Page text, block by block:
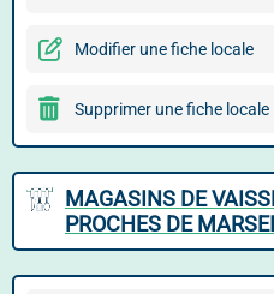
Modifier une fiche locale
Supprimer une fiche locale
MAGASINS DE
PROCHES DE